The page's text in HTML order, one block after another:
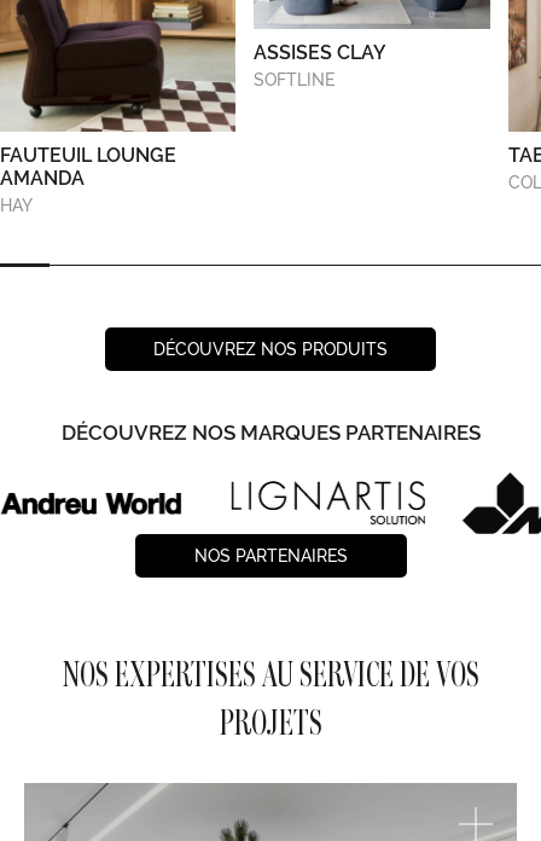
FAUTEUIL LOUNGE
AMANDA
HAY
ASSISES CLAY
SOFTLINE
DÉCOUVREZ NOS PRODUITS
DÉCOUVREZ NOS MARQUES PARTENAIRES
NOS PARTENAIRES
NOS EXPERTISES AU SERVICE DE VOS
PROJETS